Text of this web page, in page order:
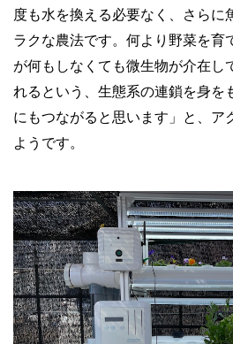
度も水を換える必要なく、さらに
ラクな農法です。何より野菜を育
が何もしなくても微生物が介在し
れるという、生態系の連鎖を身を
にもつながると思います」と、ア
ようです。